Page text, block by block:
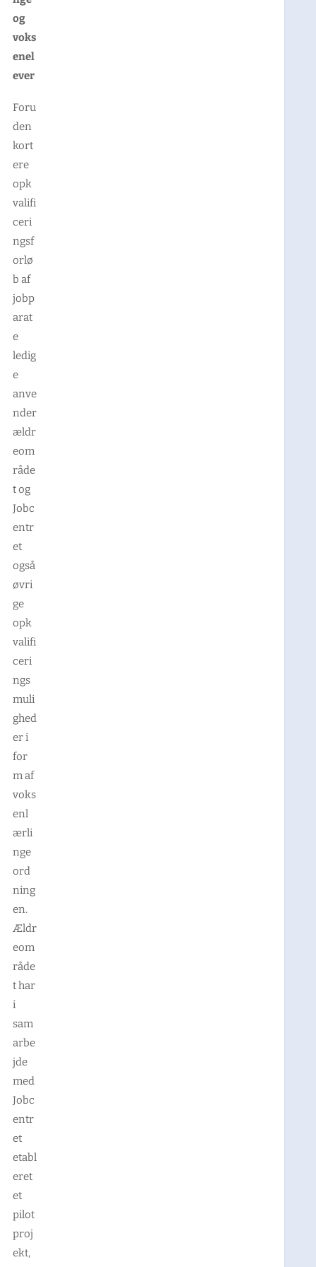
og
voks
enel
ever
Foru
den
kort
ere
opk
valifi
ceri
ngsf
orlø
b af
jobp
arat
e
ledig
e
anve
nder
ældr
eom
råde
t og
Jobc
entr
et
også
øvri
ge
opk
valifi
ceri
ngs
muli
ghed
er i
for
m af
voks
enl
ærli
nge
ord
ning
en.
Ældr
eom
råde
t har
i
sam
arbe
jde
med
Jobc
entr
et
etabl
eret
et
pilot
proj
ekt,